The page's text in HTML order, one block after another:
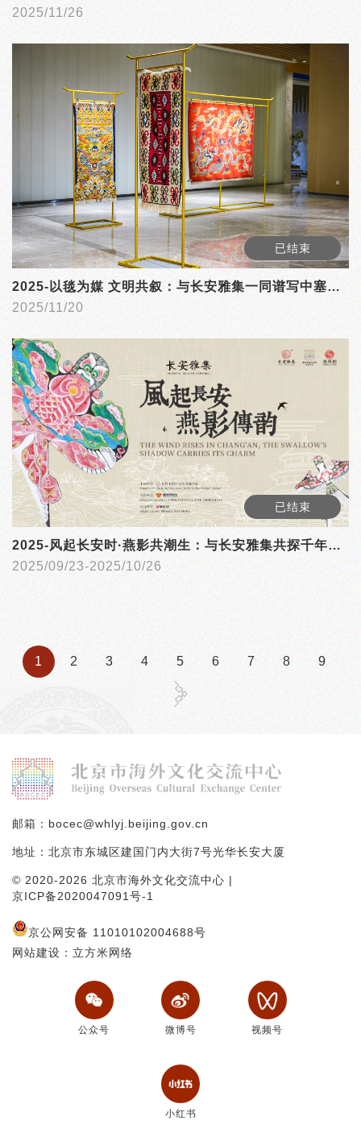
2025/11/26
已结束
2025-以毯为媒 文明共叙：与长安雅集一同谱写中塞友谊
2025/11/20
已结束
2025-风起长安时·燕影共潮生：与长安雅集共探千年风翎的当代新韵
2025/09/23-2025/10/26
1 2 3 4 5 6 7 8 9
邮箱：bocec@whlyj.beijing.gov.cn
地址：北京市东城区建国门内大街7号光华长安大厦
© 2020-2026 北京市海外文化交流中心 |
京ICP备2020047091号-1
京公网安备 11010102004688号
网站建设：立方米网络
公众号 微博号 视频号
小红书